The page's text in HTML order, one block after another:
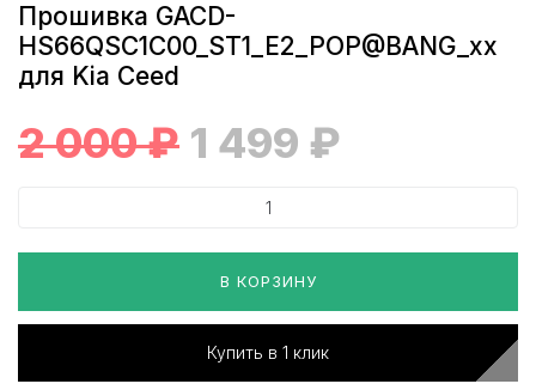
Прошивка GACD-
HS66QSC1C00_ST1_E2_POP@BANG_xx
для Kia Ceed
2 000₽ 1 499 ₽
В КОРЗИНУ
Купить в 1 клик